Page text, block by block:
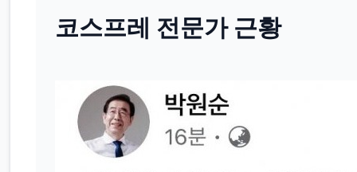
코스프레 전문가 근황